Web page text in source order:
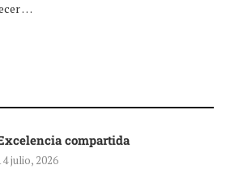
…
compartida
julio, 2026